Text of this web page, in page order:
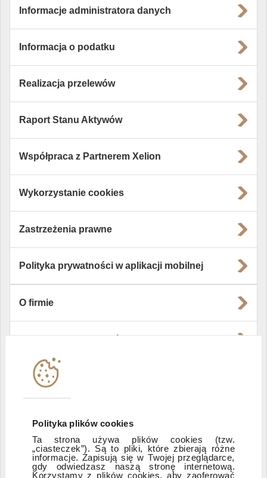
Polityka plików cookies
Ta strona używa plików cookies (tzw.
„ciasteczek”). Są to pliki, które zbierają różne
informacje. Zapisują się w Twojej przeglądarce,
gdy odwiedzasz naszą stronę internetową.
Korzystamy z plików cookies, aby zaoferować
Informacje administratora danych
Informacja o podatku
Realizacja przelewów
Raport Stanu Aktywów
Współpraca z Partnerem Xelion
Wykorzystanie cookies
Zastrzeżenia prawne
Polityka prywatności w aplikacji mobilnej
O firmie
Instytucje współpracujące
Zastrzeżenia prawne